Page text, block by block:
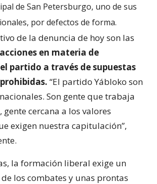
de San Petersburgo, uno de sus
por defectos de forma.
de la denuncia de hoy son las
en materia de
partido a través de supuestas
“El partido Yábloko son
Son gente que trabaja
gente cercana a los valores
exigen nuestra capitulación”,
la formación liberal exige un
los combates y unas prontas